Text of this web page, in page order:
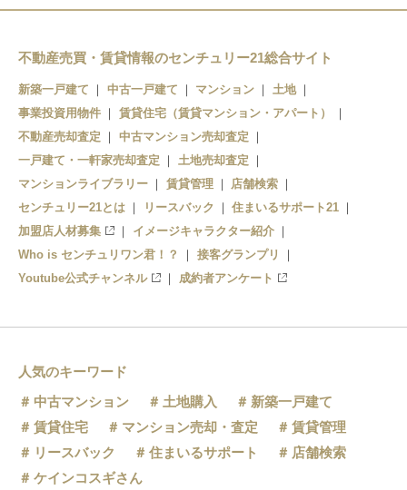
逗子・葉山駅
不動産売買・賃貸情報のセンチュリー21総合サイト
新築一戸建て 中古一戸建て マンション
土地
事業投資用物件
賃貸住宅（賃貸マンション・アパート）
不動産売却査定
中古マンション売却査定
一戸建て・一軒家売却査定
土地売却査定
マンションライブラリー
賃貸管理
店舗検索
センチュリー21とは
リースバック
住まいるサポート21
加盟店人材募集
イメージキャラクター紹介
Who is センチュリワン君！？
接客グランプリ
Youtube公式チャンネル
成約者アンケート
人気のキーワード
中古マンション
土地購入
新築一戸建て
賃貸住宅
マンション売却・査定
賃貸管理
リースバック
住まいるサポート
店舗検索
ケインコスギさん